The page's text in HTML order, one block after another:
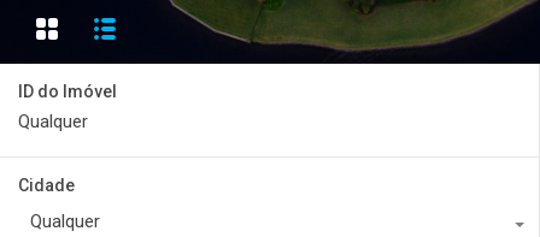
ID do Imóvel
Cidade
Qualquer